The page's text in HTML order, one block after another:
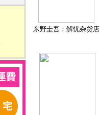
东野圭吾：解忧杂货店